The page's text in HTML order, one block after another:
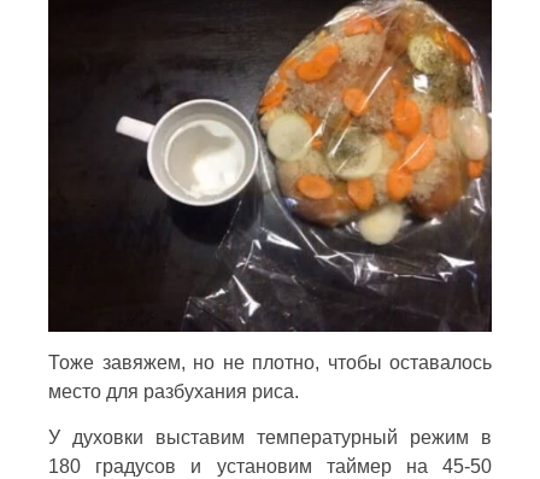
Тоже завяжем, но не плотно, чтобы оставалось
место для разбухания риса.
У духовки выставим температурный режим в
180 градусов и установим таймер на 45-50